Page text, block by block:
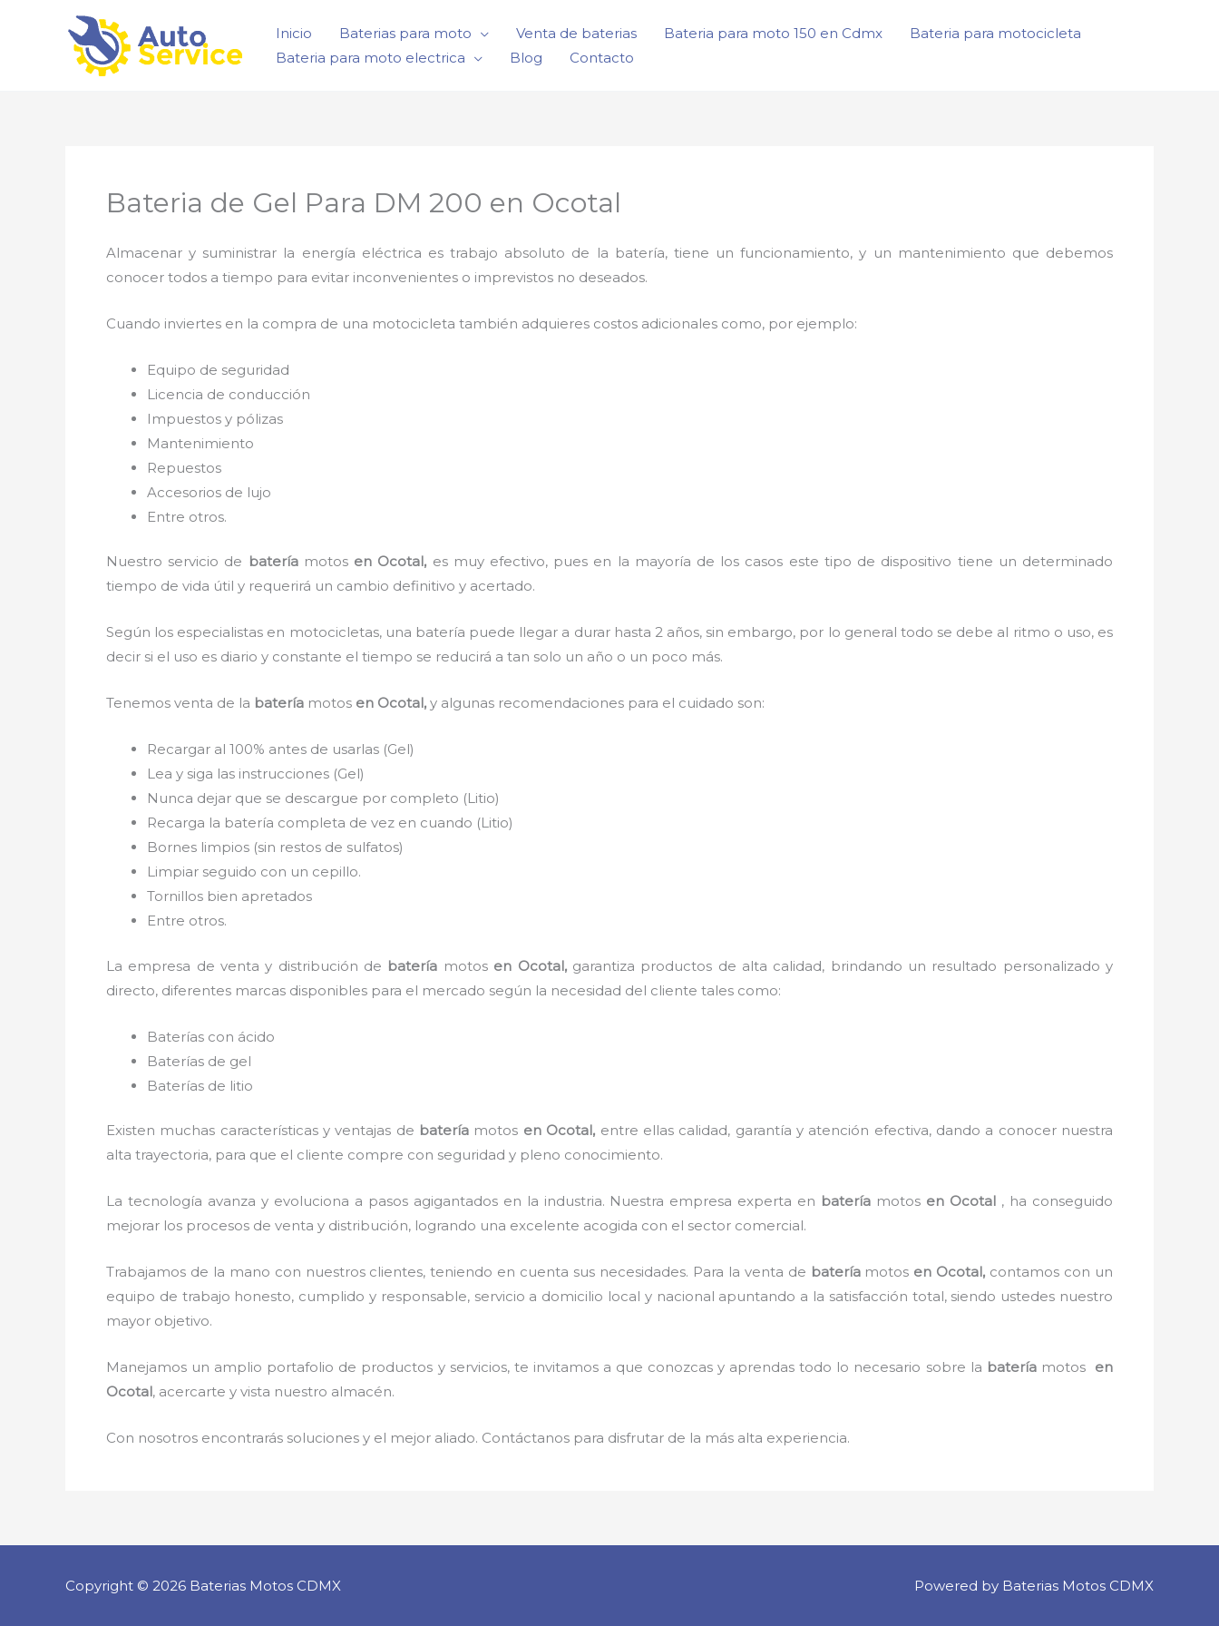
Inicio Baterias para moto Venta de baterias Bateria para moto 150 en Cdmx
Bateria para motocicleta
Bateria para moto electrica
Blog Contacto
Bateria de Gel Para DM 200 en Ocotal
Almacenar y suministrar la energía eléctrica es trabajo absoluto de la batería, tiene un funcionamiento, y un mantenimiento que debemos
conocer todos a tiempo para evitar inconvenientes o imprevistos no deseados.
Cuando inviertes en la compra de una motocicleta también adquieres costos adicionales como, por ejemplo:
Equipo de seguridad
Licencia de conducción
Impuestos y pólizas
Mantenimiento
Repuestos
Accesorios de lujo
Entre otros.
Nuestro servicio de bateríamotos en Ocotal, es muy efectivo, pues en la mayoría de los casos este tipo de dispositivo tiene un determinado
tiempo de vida útil y requerirá un cambio definitivo y acertado.
Según los especialistas en motocicletas, una batería puede llegar a durar hasta 2 años, sin embargo, por lo general todo se debe al ritmo o uso, es
decir si el uso es diario y constante el tiempo se reducirá a tan solo un año o un poco más.
Tenemos venta de la batería motos en Ocotal, y algunas recomendaciones para el cuidado son:
Recargar al 100% antes de usarlas (Gel)
Lea y siga las instrucciones (Gel)
Nunca dejar que se descargue por completo (Litio)
Recarga la batería completa de vez en cuando (Litio)
Bornes limpios (sin restos de sulfatos)
Limpiar seguido con un cepillo.
Tornillos bien apretados
Entre otros.
La empresa de venta y distribución de batería motosen Ocotal, garantiza productos de alta calidad, brindando un resultado personalizado y
directo, diferentes marcas disponibles para el mercado según la necesidad del cliente tales como:
Baterías con ácido
Baterías de gel
Baterías de litio
Existen muchas características y ventajas de batería motos en Ocotal, entre ellas calidad, garantía y atención efectiva, dando a conocer nuestra
alta trayectoria, para que el cliente compre con seguridad y pleno conocimiento.
La tecnología avanza y evoluciona a pasos agigantados en la industria. Nuestra empresa experta en batería motos en Ocotal , ha conseguido
mejorar los procesos de venta y distribución, logrando una excelente acogida con el sector comercial.
Trabajamos de la mano con nuestros clientes, teniendo en cuenta sus necesidades. Para la venta de bateríamotos en Ocotal, contamos con un
equipo de trabajo honesto, cumplido y responsable, servicio a domicilio local y nacional apuntando a la satisfacción total, siendo ustedes nuestro
mayor objetivo.
Manejamos un amplio portafolio de productos y servicios, te invitamos a que conozcas y aprendas todo lo necesario sobre la bateríamotosen
Ocotal, acercarte y vista nuestro almacén.
Con nosotros encontrarás soluciones y el mejor aliado. Contáctanos para disfrutar de la más alta experiencia.
Copyright © 2026 Baterias Motos CDMX Powered by Baterias Motos CDMX